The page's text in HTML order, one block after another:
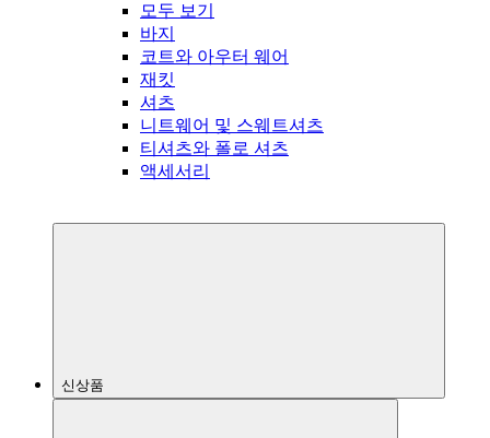
모두 보기
바지
코트와 아우터 웨어
재킷
셔츠
니트웨어 및 스웨트셔츠
티셔츠와 폴로 셔츠
액세서리
신상품